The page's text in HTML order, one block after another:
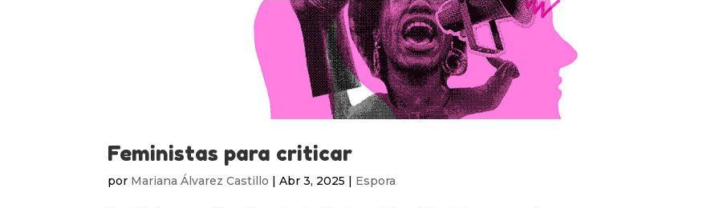
Feministas para criticar
por Mariana Álvarez Castillo |Abr 3, 2025 | Espora